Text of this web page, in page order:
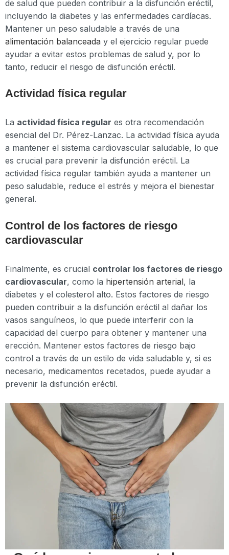
de salud que pueden contribuir a la disfunción eréctil,
incluyendo la diabetes y las enfermedades cardíacas.
Mantener un peso saludable a través de una
alimentación balanceada y el ejercicio regular puede
ayudar a evitar estos problemas de salud y, por lo
tanto, reducir el riesgo de disfunción eréctil.
Actividad física regular
La actividad física regular es otra recomendación
esencial del Dr. Pérez-Lanzac. La actividad física ayuda
a mantener el sistema cardiovascular saludable, lo que
es crucial para prevenir la disfunción eréctil. La
actividad física regular también ayuda a mantener un
peso saludable, reduce el estrés y mejora el bienestar
general.
Control de los factores de riesgo
cardiovascular
Finalmente, es crucial controlar los factores de riesgo
cardiovascular, como la hipertensión arterial, la
diabetes y el colesterol alto. Estos factores de riesgo
pueden contribuir a la disfunción eréctil al dañar los
vasos sanguíneos, lo que puede interferir con la
capacidad del cuerpo para obtener y mantener una
erección. Mantener estos factores de riesgo bajo
control a través de un estilo de vida saludable y, si es
necesario, medicamentos recetados, puede ayudar a
prevenir la disfunción eréctil.